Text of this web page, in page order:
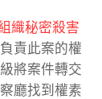
織秘密殺害
責此案的權
將案件轉交
廳找到權素